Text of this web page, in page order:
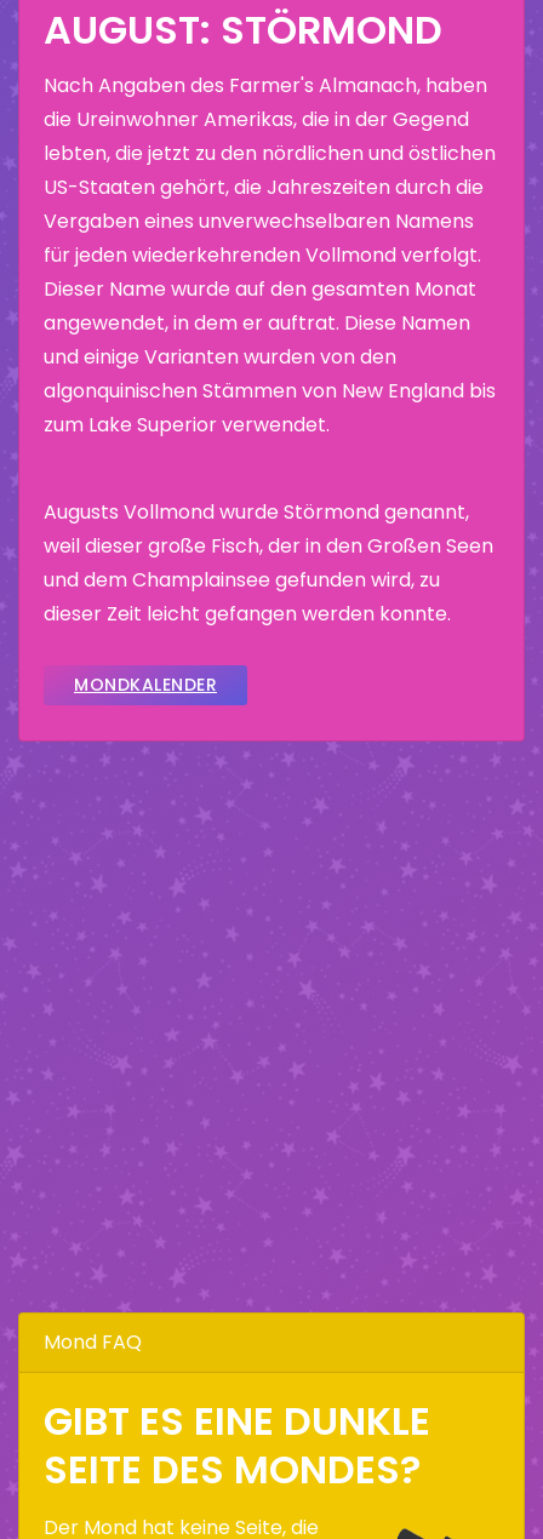
AUGUST: STÖRMOND
Nach Angaben des Farmer's Almanach, haben
die Ureinwohner Amerikas, die in der Gegend
lebten, die jetzt zu den nördlichen und östlichen
US-Staaten gehört, die Jahreszeiten durch die
Vergaben eines unverwechselbaren Namens
für jeden wiederkehrenden Vollmond verfolgt.
Dieser Name wurde auf den gesamten Monat
angewendet, in dem er auftrat. Diese Namen
und einige Varianten wurden von den
algonquinischen Stämmen von New England bis
zum Lake Superior verwendet.
Augusts Vollmond wurde Störmond genannt,
weil dieser große Fisch, der in den Großen Seen
und dem Champlainsee gefunden wird, zu
dieser Zeit leicht gefangen werden konnte.
MONDKALENDER
Mond FAQ
GIBT ES EINE DUNKLE
SEITE DES MONDES?
Der Mond hat keine Seite, die